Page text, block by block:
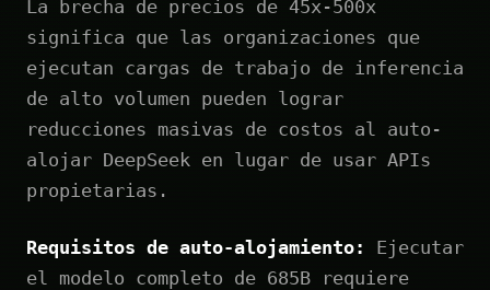
La brecha de precios de 45x-500x
significa que las organizaciones que
ejecutan cargas de trabajo de inferencia
de alto volumen pueden lograr
reducciones masivas de costos al auto-
alojar DeepSeek en lugar de usar APIs
propietarias.
Requisitos de auto-alojamiento:
Ejecutar
el modelo completo de 685B requiere